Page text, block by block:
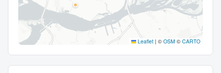
Leaflet | © OSM © CARTO